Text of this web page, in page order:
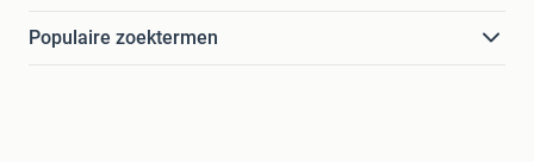
Populaire zoektermen